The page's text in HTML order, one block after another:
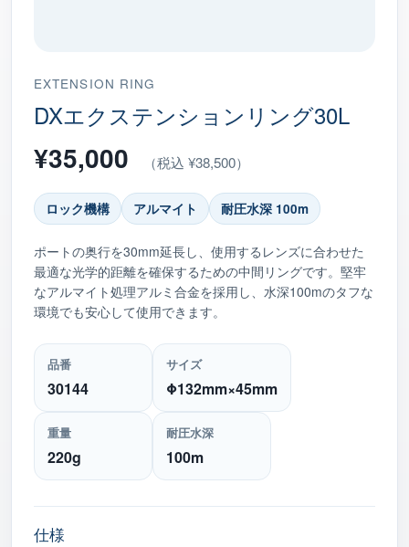
EXTENSION RING
DXエクステンションリング30L
¥35,000 （税込 ¥38,500）
ロック機構 アルマイト 耐圧水深 100m
ポートの奥行を30mm延長し、使用するレンズに合わせた
最適な光学的距離を確保するための中間リングです。堅牢
なアルマイト処理アルミ合金を採用し、水深100mのタフな
環境でも安心して使用できます。
品番
30144
サイズ
Φ132mm×45mm
重量
220g
耐圧水深
100m
仕様